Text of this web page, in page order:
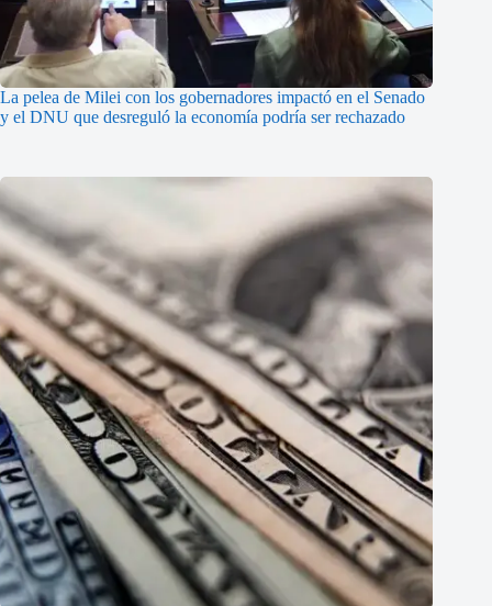
La pelea de Milei con los gobernadores impactó en el Senado
y el DNU que desreguló la economía podría ser rechazado